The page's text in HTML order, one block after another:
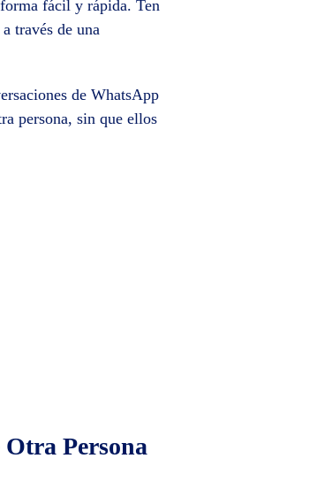
fácil y rápida. Ten
a través de una
de WhatsApp
persona, sin que ellos
Persona